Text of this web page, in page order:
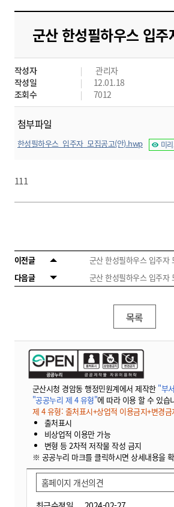
군산 한성필하우스 입
작성자
관리자
작성일
12.01.18
조회수
7012
첨부파일
한성필하우스_입주자_모집공고(안).hwp 미
111
이전글
군산 한성필하우스 입주자
다음글
군산 한성필하우스 입주자
목록
군산시청 경암동 행정민원계에서 제작한 "부
"공공누리 제 4 유형"에 따라 이용 할 수 있습
제 4 유형: 출처표시+상업적 이용금지+변경금
출처표시
비상업적 이용만 가능
변형 등 2차적 저작물 작성 금지
※ 공공누리 마크를 클릭하시면 상세내용을
홈페이지 개선의견